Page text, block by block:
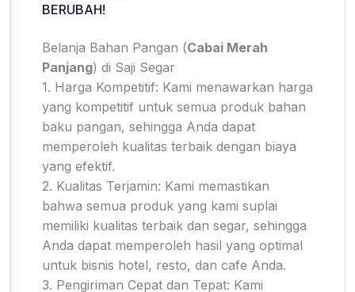
BERUBAH!
Belanja Bahan Pangan (Cabai Merah
Panjang) di Saji Segar
1. Harga Kompetitif: Kami menawarkan harga
yang kompetitif untuk semua produk bahan
baku pangan, sehingga Anda dapat
memperoleh kualitas terbaik dengan biaya
yang efektif.
2. Kualitas Terjamin: Kami memastikan
bahwa semua produk yang kami suplai
memiliki kualitas terbaik dan segar, sehingga
Anda dapat memperoleh hasil yang optimal
untuk bisnis hotel, resto, dan cafe Anda.
3. Pengiriman Cepat dan Tepat: Kami